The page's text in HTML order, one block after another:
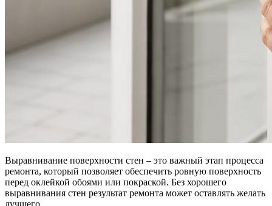
Выравнивание поверхности стен – это важный этап процесса
ремонта, который позволяет обеспечить ровную поверхность
перед оклейкой обоями или покраской. Без хорошего
выравнивания стен результат ремонта может оставлять желать
лучшего.